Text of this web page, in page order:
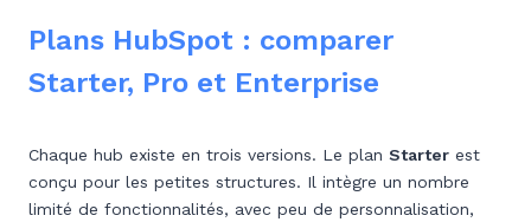
Plans HubSpot : comparer
Starter, Pro et Enterprise
Chaque hub existe en trois versions. Le plan Starter est
conçu pour les petites structures. Il intègre un nombre
limité de fonctionnalités, avec peu de personnalisation,